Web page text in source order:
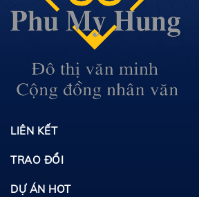
LIÊN KẾT
TRAO ĐỔI
DỰ ÁN HOT